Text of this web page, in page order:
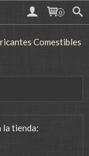
0
Comestibles
la tienda: